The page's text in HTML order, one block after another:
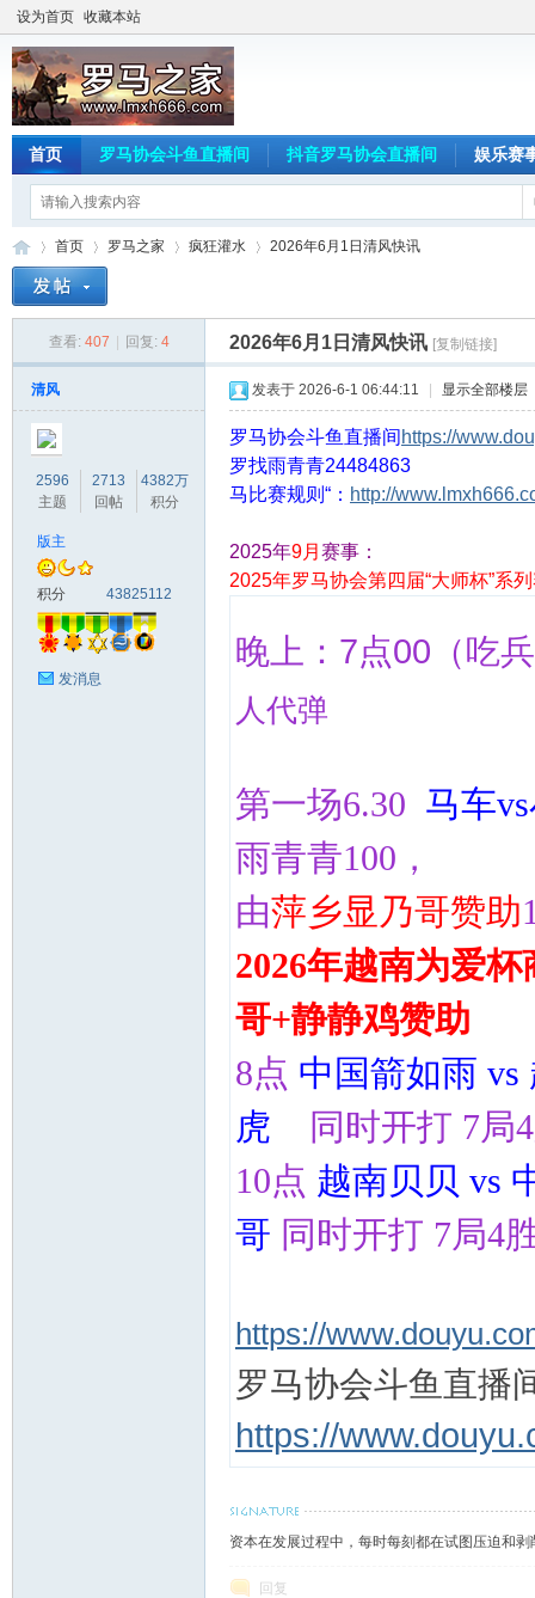
设为首页 收藏本站
首页 罗马协会斗鱼直播间 抖音罗马协会直播间 娱乐赛
首页
›
罗马之家
›
疯狂灌水
›
2026年6月1日清风快讯
查看: 407 回复: 4 2026年6月1日清风快讯 [复制链接]
清风
2596
主题
2713
回帖
4382万
积分
版主
积分 43825112
发消息
发表于 2026-6-1 06:44:11 显示全部楼层
罗马协会斗鱼直播间 https://
罗找雨青青24484863
马比赛规则“： http://
2025年9月 赛事：
2025年罗马协会第四届“大师杯”系
晚上： 7点00 （吃
人代弹
第一场6.30 马车
雨青青100，
由萍乡显乃哥赞助
2026年越南为爱
哥+静静鸡赞助
8点 中国箭如雨 vs
虎 同时开打 7局
10点 越南贝贝 vs
哥 同时开打 7局4
https://
罗马协会斗鱼直
https://
资本在发展过程中，每时每刻都在试图压迫和
回复